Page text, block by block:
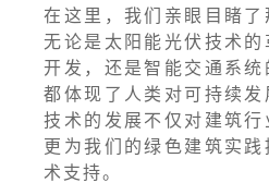
在这里，我们亲眼目睹了
无论是太阳能光伏技术
开发，还是智能交通系
都体现了人类对可持续
技术的发展不仅对建筑行
更为我们的绿色建筑实
术支持。